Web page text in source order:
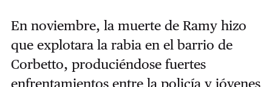
En noviembre, la muerte de Ramy hizo
que explotara la rabia en el barrio de
Corbetto, produciéndose fuertes
enfrentamientos entre la policía y jóvenes